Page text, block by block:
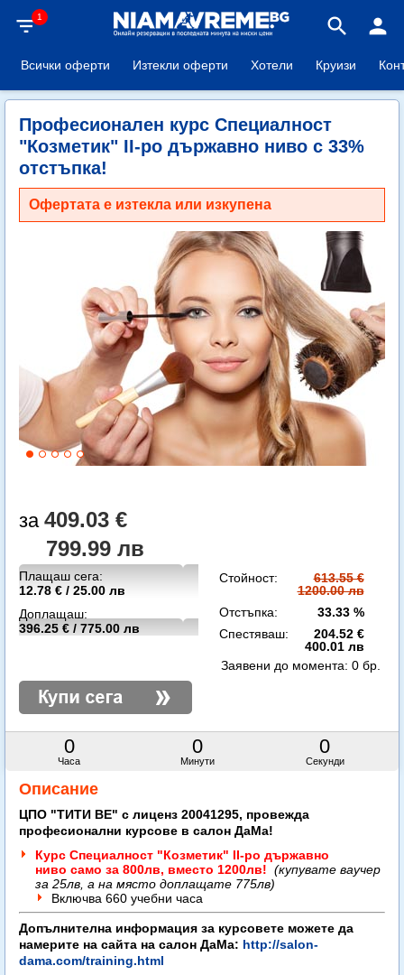
filter_list1 search person
Всички оферти Изтекли оферти Хотели Круизи
Професионален курс Специалност
"Козметик" II-ро държавно ниво с 33%
отстъпка!
Офертата е изтекла или изкупена
409.03 €
799.99 лв
Плащаш сега:
12.78 € / 25.00 лв
Доплащаш:
396.25 € / 775.00 лв
Стойност:
613.55 €
1200.00 лв
Отстъпка:
33.33 %
Спестяваш:
204.52 €
400.01 лв
0
Часа
0
Минути
0
Секунди
Заявени до момента: 0 бр.
Описание
ЦПО "ТИТИ ВЕ" с лиценз 20041295, провежда
професионални курсове в салон ДаМа!
Курс Специалност "Козметик" II-ро държавно
ниво само за 800лв, вместо 1200лв! (купувате ваучер
за 25лв, а на място доплащате 775лв)
Включва 660 учебни часа
Допълнителна информация за курсовете можете да
намерите на сайта на салон ДаМа: http://salon-
dama.com/training.html